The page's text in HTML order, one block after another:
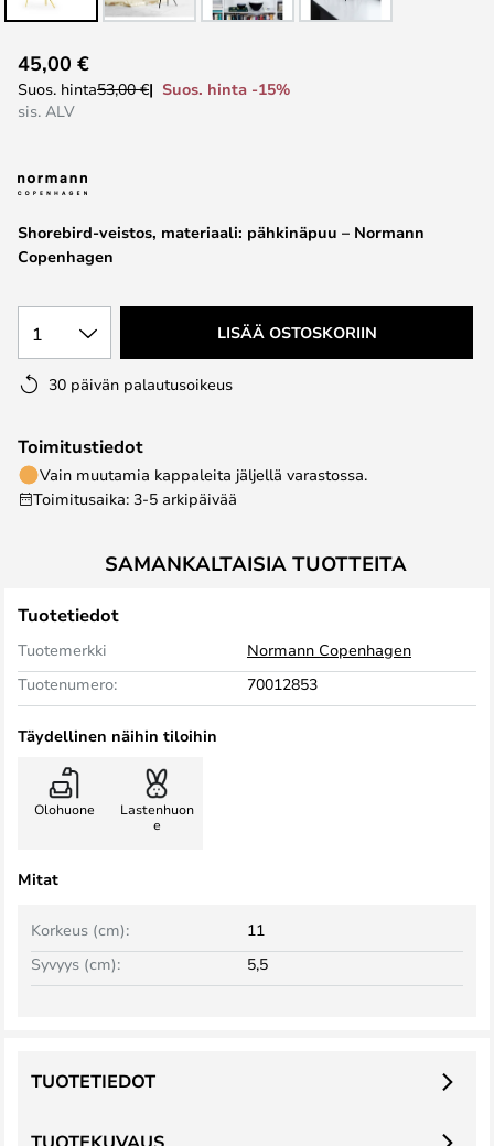
to
the
the
gallery
Shorebird-veistos, materiaali: pähkinäpuu – Normann
Copenhagen
45,00 €
Suos. hinta53,00 €
Suos. hinta -15%
sis. ALV
1 LISÄÄ OSTOSKORIIN
30 päivän palautusoikeus
Toimitustiedot
Vain muutamia kappaleita jäljellä varastossa.
Toimitusaika: 3-5 arkipäivää
SAMANKALTAISIA TUOTTEITA
Tuotetiedot
Tuotemerkki
Normann Copenhagen
Tuotenumero:
70012853
Täydellinen näihin tiloihin
Olohuone
Lastenhuon
e
Mitat
Korkeus (cm):
11
Syvyys (cm):
5,5
TUOTETIEDOT